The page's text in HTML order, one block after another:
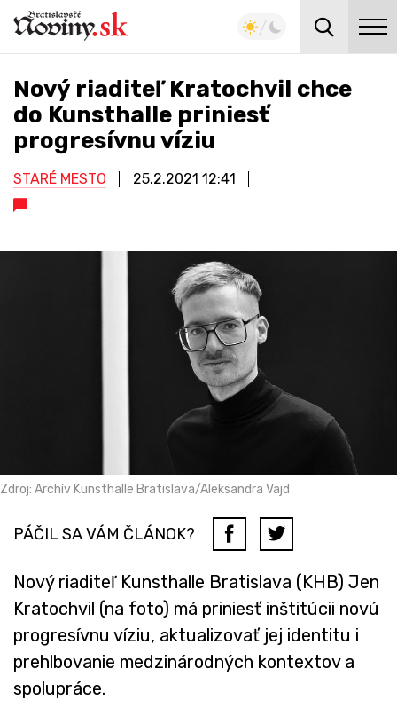
Nový riaditeľ Kratochvil chce
do Kunsthalle priniesť
progresívnu víziu
STARÉ MESTO 25.2.2021 12:41
Zdroj: Archív Kunsthalle Bratislava/Aleksandra Vajd
PÁČIL SA VÁM ČLÁNOK?
Nový riaditeľ Kunsthalle Bratislava (KHB) Jen
Kratochvil (na foto) má priniesť inštitúcii novú
progresívnu víziu, aktualizovať jej identitu i
prehlbovanie medzinárodných kontextov a
spolupráce.